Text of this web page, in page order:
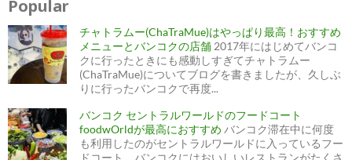
Popular
チャトラムー(ChaTraMue)はやっぱり最高！おすすめ
メニューとバンコクの店舗 2017年にはじめてバンコ
クに行ったときにも感動しすぎてチャトラムー
(ChaTraMue)についてブログを書きましたが、久しぶ
りに行ったバンコクで再度...
バンコク セントラルワールドのフードコート
foodwOrldが最高におすすめ バンコク滞在中に何度
も利用したのがセントラルワールドに入っているフー
ドコート。バンコクにはおいしいレストランがたくさ